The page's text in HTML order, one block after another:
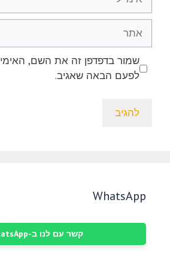
שמור בדפדפן זה את השם,
לפעם הבאה שאגיב.
WhatsApp
קשר עם לנו ב-WhatsApp